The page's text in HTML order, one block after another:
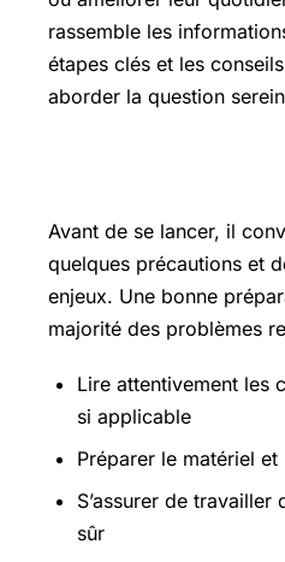
rassemble les
étapes clés et les
aborder la question
Avant de se lancer, il
quelques précautions et
enjeux. Une bonne
majorité des problèmes
Lire attentivement les
si applicable
Préparer le matériel
S’assurer de travailler
sûr